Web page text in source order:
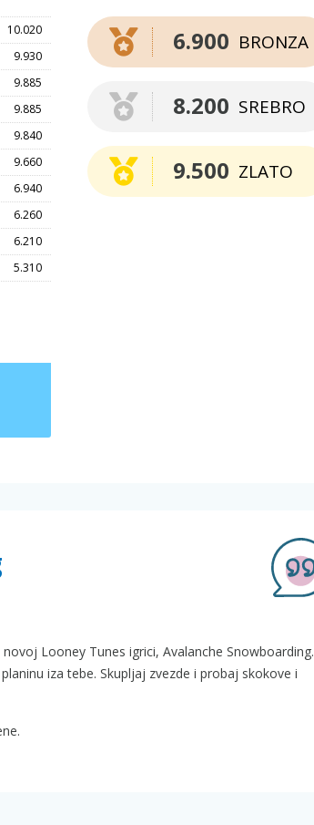
10.020
9.930
9.885
9.885
9.840
9.660
6.940
6.260
6.210
5.310
BRONZA
6.900
SREBRO
8.200
ZLATO
9.500
Looney Tunes igrici, Avalanche Snowboarding.
iza tebe. Skupljaj zvezde i probaj skokove i